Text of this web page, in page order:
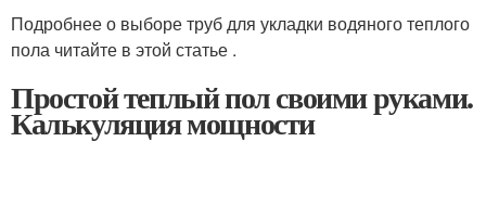
Подробнее о выборе труб для укладки водяного теплого
пола читайте в этой статье .
Простой теплый пол своими руками.
Калькуляция мощности